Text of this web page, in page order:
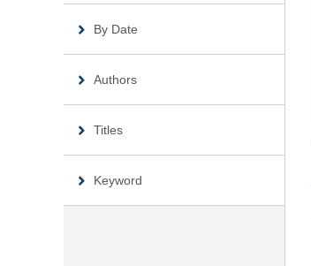
By Date
Authors
Titles
Keyword